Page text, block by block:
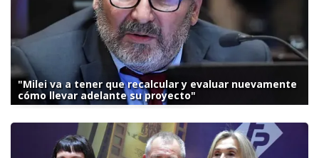
"Milei va a tener que recalcular y evaluar nuevamente
cómo llevar adelante su proyecto"